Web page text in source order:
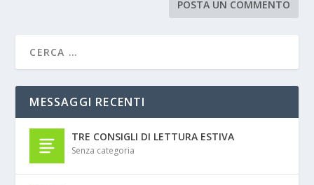
MESSAGGI RECENTI
TRE CONSIGLI DI LETTURA ESTIVA
Senza categoria